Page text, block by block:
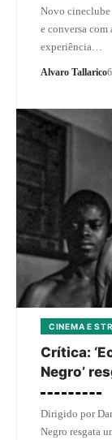
Novo cineclube
e conversa com
experiência…
Alvaro Tallarico
CINEMA E
Crítica:
Negro’
Dirigido por
Negro resgata